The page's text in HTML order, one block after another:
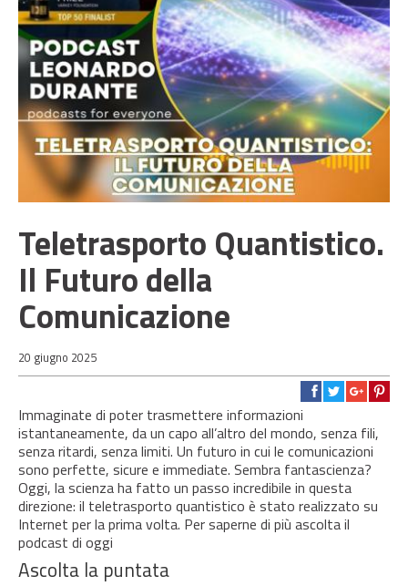
Teletrasporto Quantistico.
Il Futuro della
Comunicazione
20 giugno 2025
Immaginate di poter trasmettere informazioni
istantaneamente, da un capo all’altro del mondo, senza fili,
senza ritardi, senza limiti. Un futuro in cui le comunicazioni
sono perfette, sicure e immediate. Sembra fantascienza?
Oggi, la scienza ha fatto un passo incredibile in questa
direzione: il teletrasporto quantistico è stato realizzato su
Internet per la prima volta. Per saperne di più ascolta il
podcast di oggi
Ascolta la puntata